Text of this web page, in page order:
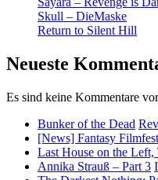
Skull – DieMaske
Return to Silent Hill
Neueste
Es sind keine Kommentare
Bunker of the Dead
[News] Fantasy
Last House on the Left,
Annika Strauß – Part 3